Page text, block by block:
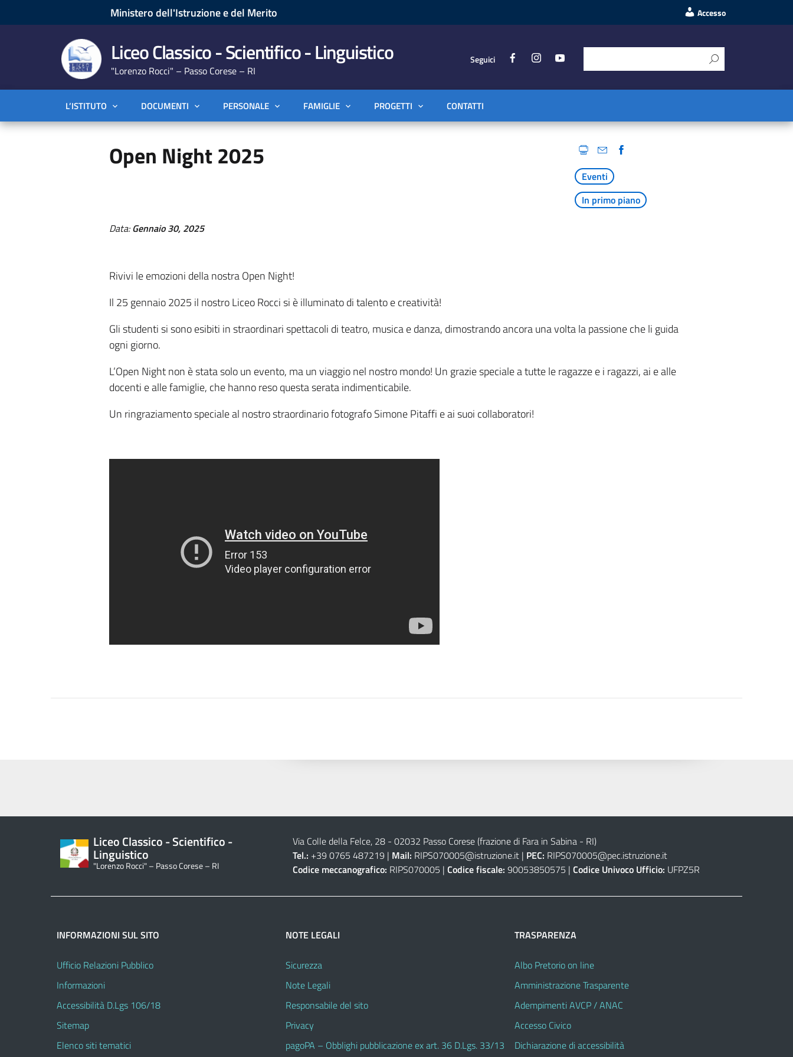
Ministero dell'Istruzione e del Merito Accesso
Liceo Classico - Scientifico - Linguistico
"Lorenzo Rocci" – Passo Corese – RI
Seguici
L’ISTITUTO DOCUMENTI PERSONALE FAMIGLIE PROGETTI CONTATTI
Open Night 2025
Eventi
In primo piano
Data:Gennaio 30, 2025
Rivivi le emozioni della nostra Open Night!
Il 25 gennaio 2025 il nostro Liceo Rocci si è illuminato di talento e creatività!
Gli studenti si sono esibiti in straordinari spettacoli di teatro, musica e danza, dimostrando ancora una volta la passione che li guida
ogni giorno.
L’Open Night non è stata solo un evento, ma un viaggio nel nostro mondo! Un grazie speciale a tutte le ragazze e i ragazzi, ai e alle
docenti e alle famiglie, che hanno reso questa serata indimenticabile.
Un ringraziamento speciale al nostro straordinario fotografo Simone Pitaffi e ai suoi collaboratori!
Liceo Classico - Scientifico -
Linguistico
"Lorenzo Rocci" – Passo Corese – RI
Via Colle della Felce, 28 - 02032 Passo Corese (frazione di Fara in Sabina - RI)
Tel.: +39 0765 487219 | Mail: RIPS070005@istruzione.it| PEC: RIPS070005@pec.istruzione.it
Codice meccanografico: RIPS070005 | Codice fiscale: 90053850575 | Codice Univoco Ufficio: UFPZ5R
INFORMAZIONI SUL SITO
Ufficio Relazioni Pubblico
Informazioni
Accessibilità D.Lgs 106/18
Sitemap
Elenco siti tematici
NOTE LEGALI
Sicurezza
Note Legali
Responsabile del sito
Privacy
pagoPA – Obblighi pubblicazione ex art. 36 D.Lgs. 33/13
TRASPARENZA
Albo Pretorio on line
Amministrazione Trasparente
Adempimenti AVCP / ANAC
Accesso Civico
Dichiarazione di accessibilità